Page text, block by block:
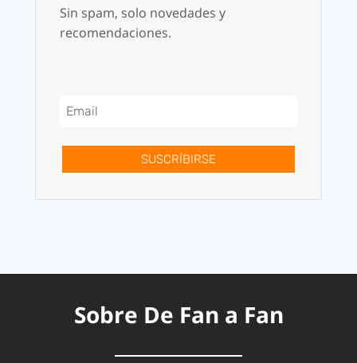
Sin spam, solo novedades y
recomendaciones.
SUSCRÍBIRSE
Sobre De Fan a Fan